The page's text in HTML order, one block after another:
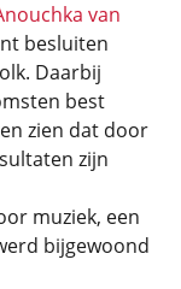
van
besluiten
Daarbij
best
zien dat door
zijn
muziek, een
bijgewoond